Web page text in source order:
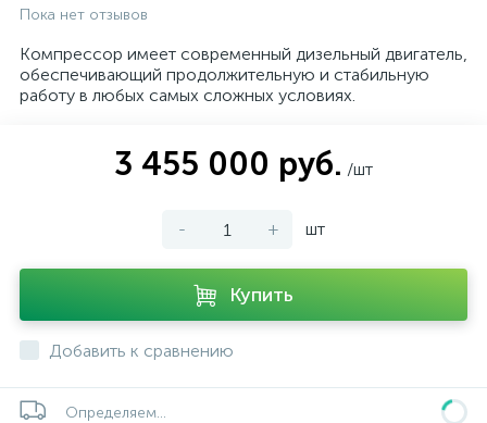
Пока нет отзывов
Компрессор имеет современный дизельный двигатель,
обеспечивающий продолжительную и стабильную
работу в любых самых сложных условиях.
3 455 000 руб. /шт
- + шт
Купить
Добавить к сравнению
Определяем...